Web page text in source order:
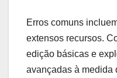
Erros comuns
extensos recursos.
edição básicas e
avançadas à medida